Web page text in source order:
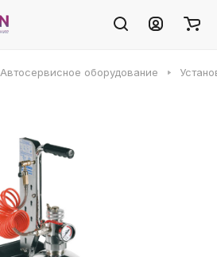
Автосервисное оборудование